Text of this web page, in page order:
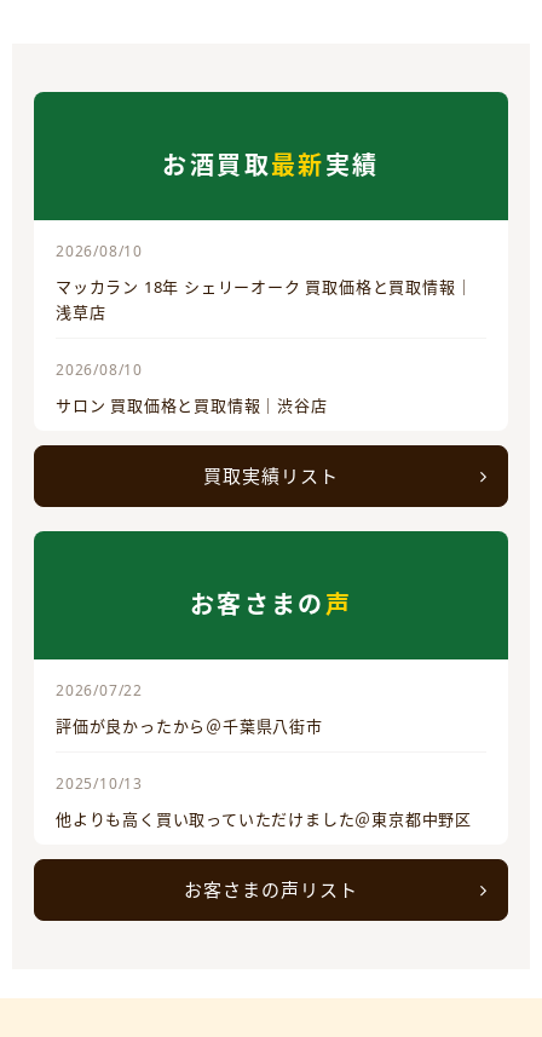
お酒買取最新実績
2026/08/10
マッカラン 18年 シェリーオーク 買取価格と買取情報｜
浅草店
2026/08/10
サロン 買取価格と買取情報｜渋谷店
買取実績リスト
お客さまの声
2026/07/22
評価が良かったから＠千葉県八街市
2025/10/13
他よりも高く買い取っていただけました＠東京都中野区
お客さまの声リスト